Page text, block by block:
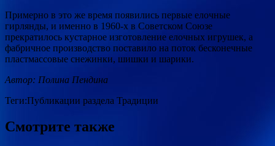
Примерно в это же время появились первые елочные
гирлянды, и именно в 1960-х в Советском Союзе
прекратилось кустарное изготовление елочных игрушек, а
фабричное производство поставило на поток бесконечные
пластмассовые снежинки, шишки и шарики.
Автор: Полина Пендина
Теги:Публикации раздела Традиции
Смотрите также